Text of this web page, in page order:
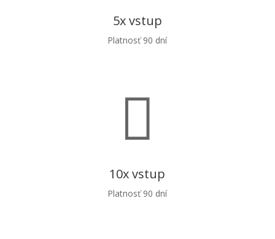
5x vstup
Platnosť 90 dní

10x vstup
Platnosť 90 dní